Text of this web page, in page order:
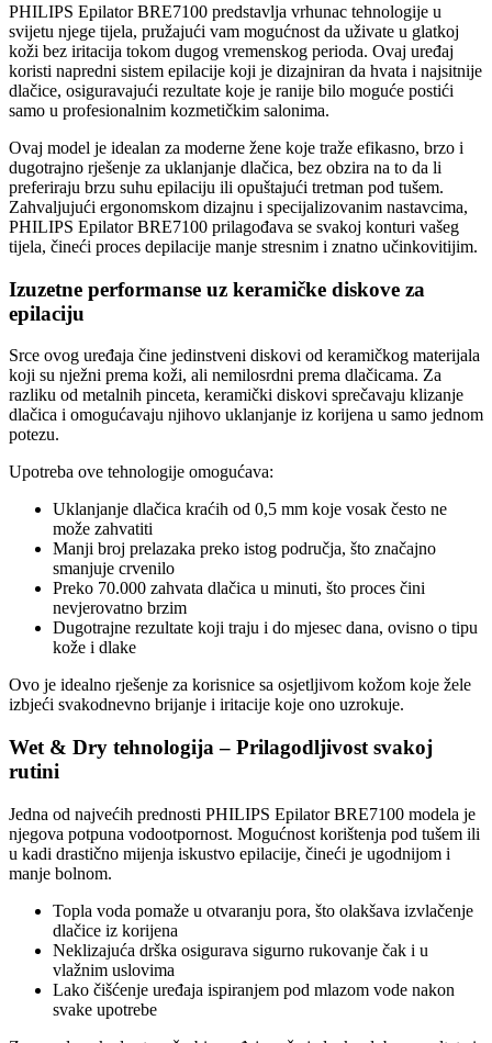
PHILIPS Epilator BRE7100 predstavlja vrhunac tehnologije u
svijetu njege tijela, pružajući vam mogućnost da uživate u glatkoj
koži bez iritacija tokom dugog vremenskog perioda. Ovaj uređaj
koristi napredni sistem epilacije koji je dizajniran da hvata i najsitnije
dlačice, osiguravajući rezultate koje je ranije bilo moguće postići
samo u profesionalnim kozmetičkim salonima.
Ovaj model je idealan za moderne žene koje traže efikasno, brzo i
dugotrajno rješenje za uklanjanje dlačica, bez obzira na to da li
preferiraju brzu suhu epilaciju ili opuštajući tretman pod tušem.
Zahvaljujući ergonomskom dizajnu i specijalizovanim nastavcima,
PHILIPS Epilator BRE7100 prilagođava se svakoj konturi vašeg
tijela, čineći proces depilacije manje stresnim i znatno učinkovitijim.
Izuzetne performanse uz keramičke diskove za
epilaciju
Srce ovog uređaja čine jedinstveni diskovi od keramičkog materijala
koji su nježni prema koži, ali nemilosrdni prema dlačicama. Za
razliku od metalnih pinceta, keramički diskovi sprečavaju klizanje
dlačica i omogućavaju njihovo uklanjanje iz korijena u samo jednom
potezu.
Upotreba ove tehnologije omogućava:
Uklanjanje dlačica kraćih od 0,5 mm koje vosak često ne
može zahvatiti
Manji broj prelazaka preko istog područja, što značajno
smanjuje crvenilo
Preko 70.000 zahvata dlačica u minuti, što proces čini
nevjerovatno brzim
Dugotrajne rezultate koji traju i do mjesec dana, ovisno o tipu
kože i dlake
Ovo je idealno rješenje za korisnice sa osjetljivom kožom koje žele
izbjeći svakodnevno brijanje i iritacije koje ono uzrokuje.
Wet & Dry tehnologija – Prilagodljivost svakoj
rutini
Jedna od najvećih prednosti PHILIPS Epilator BRE7100 modela je
njegova potpuna vodootpornost. Mogućnost korištenja pod tušem ili
u kadi drastično mijenja iskustvo epilacije, čineći je ugodnijom i
manje bolnom.
Topla voda pomaže u otvaranju pora, što olakšava izvlačenje
dlačice iz korijena
Neklizajuća drška osigurava sigurno rukovanje čak i u
vlažnim uslovima
Lako čišćenje uređaja ispiranjem pod mlazom vode nakon
svake upotrebe